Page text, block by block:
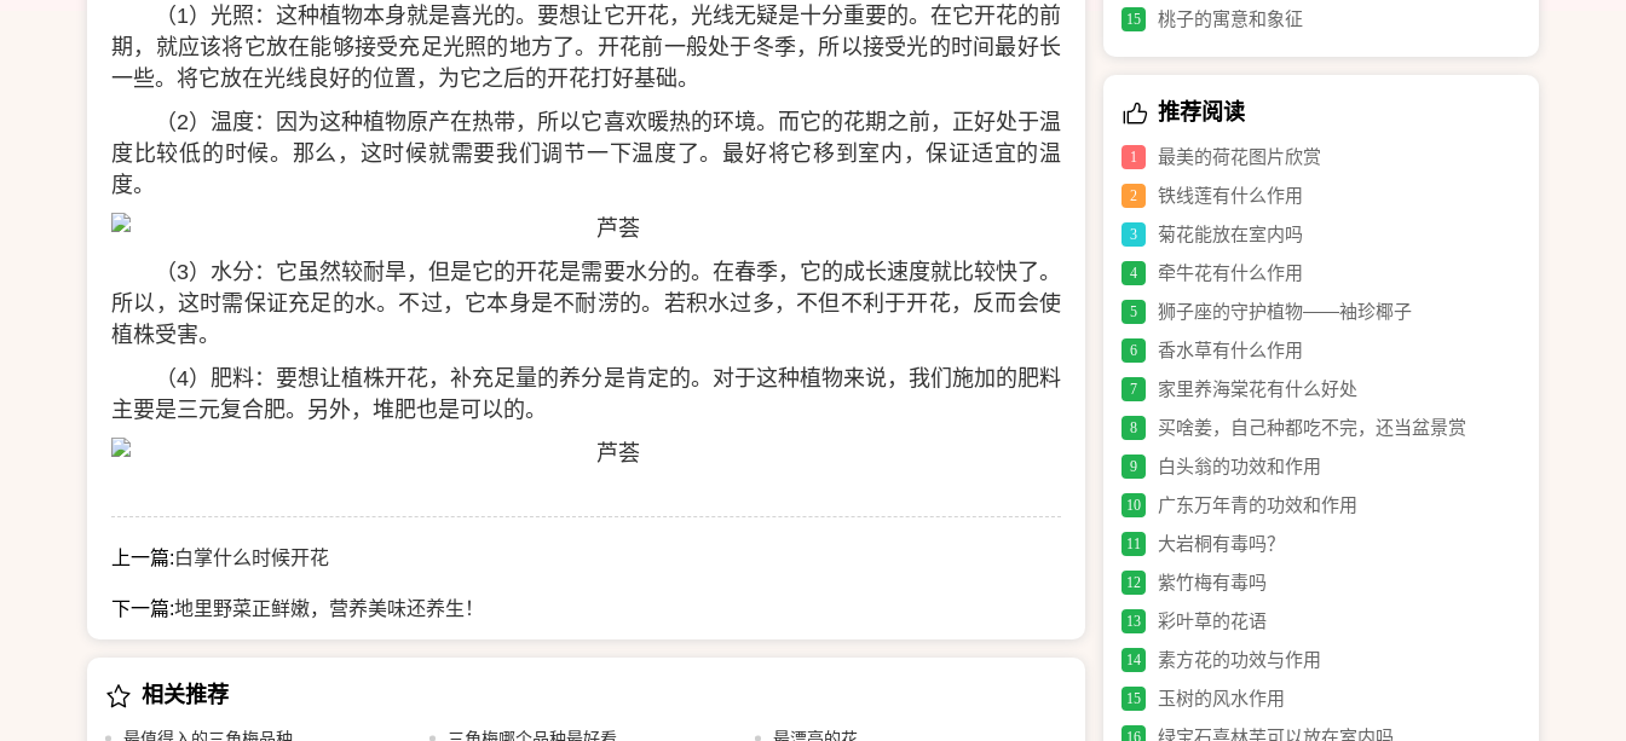
（1）光照：这种植物本身就是喜光的。要想让它开花，光线无疑是十分重要的。在它开花的前
期，就应该将它放在能够接受充足光照的地方了。开花前一般处于冬季，所以接受光的时间最好长
一些。将它放在光线良好的位置，为它之后的开花打好基础。
（2）温度：因为这种植物原产在热带，所以它喜欢暖热的环境。而它的花期之前，正好处于温
度比较低的时候。那么，这时候就需要我们调节一下温度了。最好将它移到室内，保证适宜的温
度。
（3）水分：它虽然较耐旱，但是它的开花是需要水分的。在春季，它的成长速度就比较快了。
所以，这时需保证充足的水。不过，它本身是不耐涝的。若积水过多，不但不利于开花，反而会使
植株受害。
（4）肥料：要想让植株开花，补充足量的养分是肯定的。对于这种植物来说，我们施加的肥料
主要是三元复合肥。另外，堆肥也是可以的。
上一篇:白掌什么时候开花
下一篇:地里野菜正鲜嫩，营养美味还养生！
相关推荐
15 桃子的寓意和象征
推荐阅读
1 最美的荷花图片欣赏
2 铁线莲有什么作用
3 菊花能放在室内吗
4 牵牛花有什么作用
5 狮子座的守护植物——袖珍椰子
6 香水草有什么作用
7 家里养海棠花有什么好处
8 买啥姜，自己种都吃不完，还当盆景赏
9 白头翁的功效和作用
10 广东万年青的功效和作用
11 大岩桐有毒吗？
12 紫竹梅有毒吗
13 彩叶草的花语
14 素方花的功效与作用
15 玉树的风水作用
16 绿宝石喜林芋可以放在室内吗